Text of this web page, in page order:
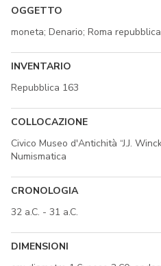
OGGETTO
moneta; Denario; Roma
INVENTARIO
Repubblica 163
COLLOCAZIONE
Civico Museo d'Antichità “J.J.
Numismatica
CRONOLOGIA
32 a.C. - 31 a.C.
DIMENSIONI